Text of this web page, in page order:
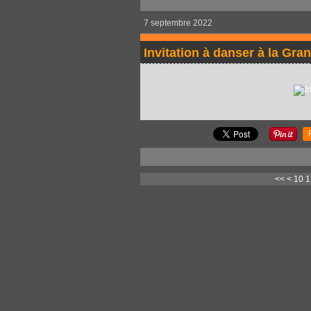
7 septembre 2022
Invitation à danser à la
<< < 10